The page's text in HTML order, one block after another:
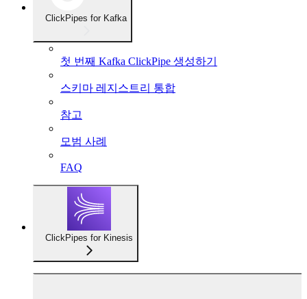
ClickPipes for Kafka
첫 번째 Kafka ClickPipe 생성하기
스키마 레지스트리 통합
참고
모범 사례
FAQ
ClickPipes for Kinesis